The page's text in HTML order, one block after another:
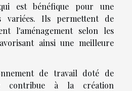
est bénéfique pour une
variées. Ils permettent de
l'aménagement selon les
ainsi une meilleure
de travail doté de
contribue à la création